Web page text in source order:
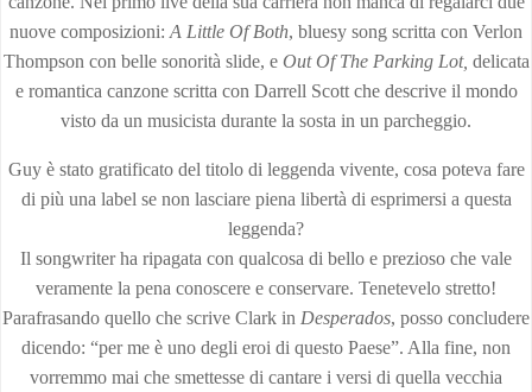
nuove composizioni: A Little Of Both, bluesy song scritta con Verlon
Thompson con belle sonorità slide, e Out Of The Parking Lot, delicata
e romantica canzone scritta con Darrell Scott che descrive il mondo
visto da un musicista durante la sosta in un parcheggio.
Guy è stato gratificato del titolo di leggenda vivente, cosa poteva fare
di più una label se non lasciare piena libertà di esprimersi a questa
leggenda?
Il songwriter ha ripagata con qualcosa di bello e prezioso che vale
veramente la pena conoscere e conservare. Tenetevelo stretto!
Parafrasando quello che scrive Clark in Desperados, posso concludere
dicendo: “per me è uno degli eroi di questo Paese”. Alla fine, non
vorremmo mai che smettesse di cantare i versi di quella vecchia